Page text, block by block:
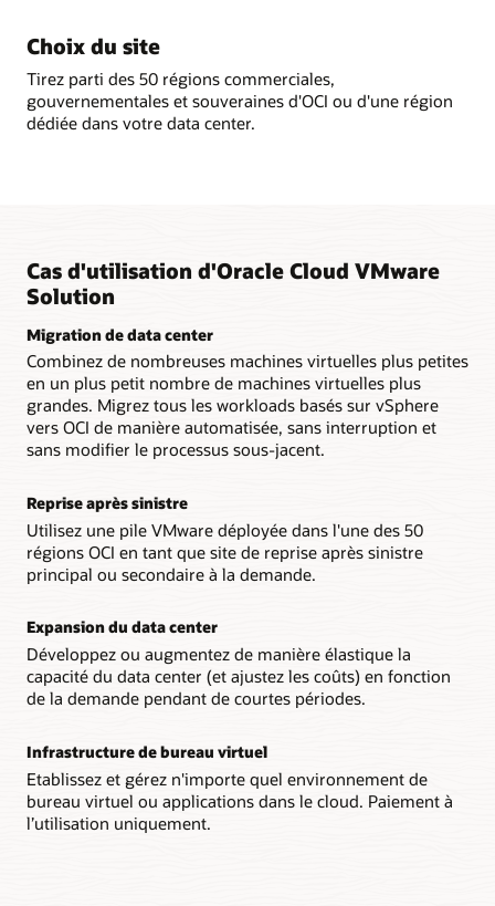
Choix du site
Tirez parti des 50 régions commerciales,
gouvernementales et souveraines d'OCI ou d'une région
dédiée dans votre data center.
Cas d'utilisation d'Oracle Cloud VMware
Solution
Migration de data center
Combinez de nombreuses machines virtuelles plus petites
en un plus petit nombre de machines virtuelles plus
grandes. Migrez tous les workloads basés sur vSphere
vers OCI de manière automatisée, sans interruption et
sans modifier le processus sous-jacent.
Reprise après sinistre
Utilisez une pile VMware déployée dans l'une des 50
régions OCI en tant que site de reprise après sinistre
principal ou secondaire à la demande.
Expansion du data center
Développez ou augmentez de manière élastique la
capacité du data center (et ajustez les coûts) en fonction
de la demande pendant de courtes périodes.
Infrastructure de bureau virtuel
Etablissez et gérez n'importe quel environnement de
bureau virtuel ou applications dans le cloud. Paiement à
l’utilisation uniquement.